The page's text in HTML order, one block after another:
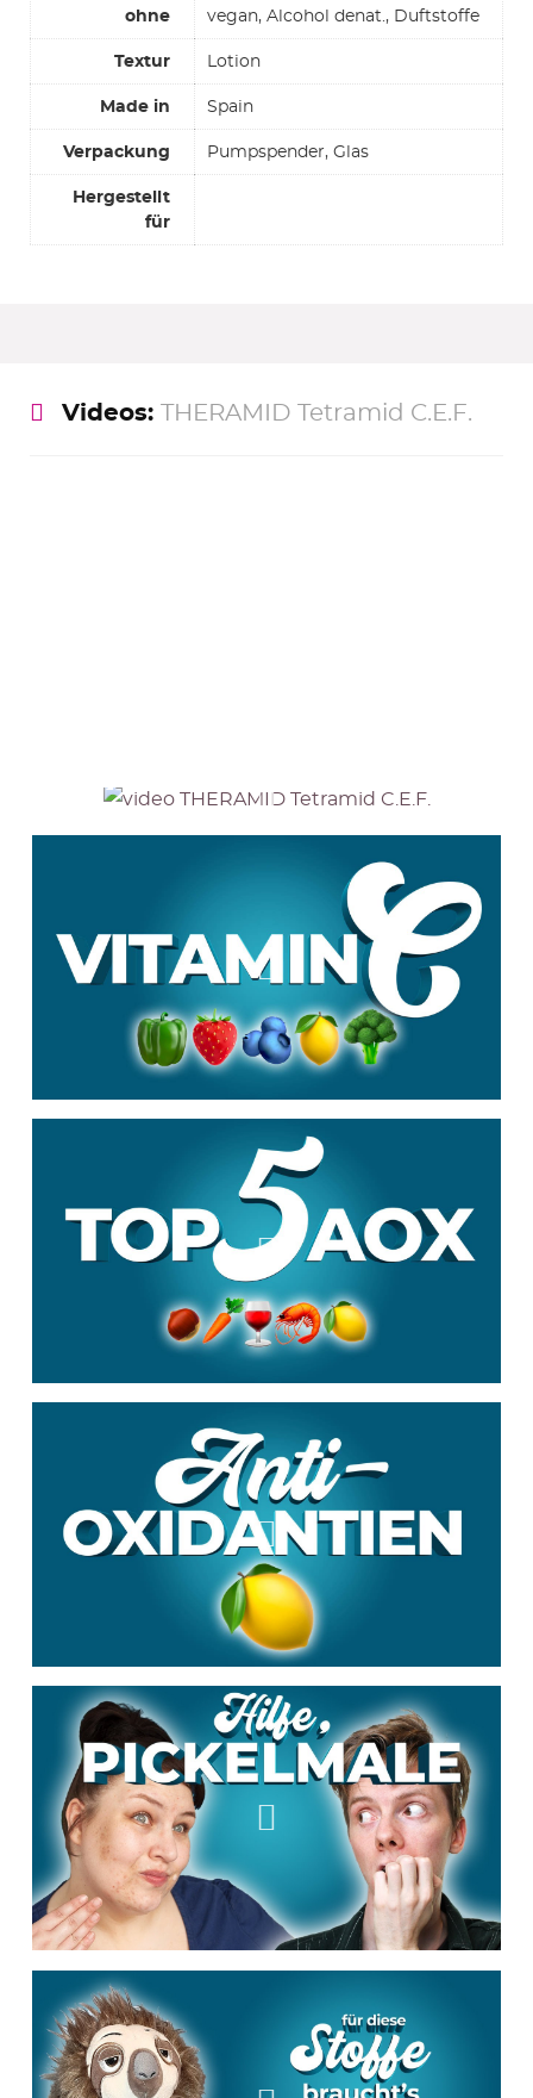
ohne vegan, Alcohol denat., Duftstoffe
Textur Lotion
Made in Spain
Verpackung Pumpspender, Glas
Hergestellt
für
Videos: THERAMID Tetramid C.E.F.